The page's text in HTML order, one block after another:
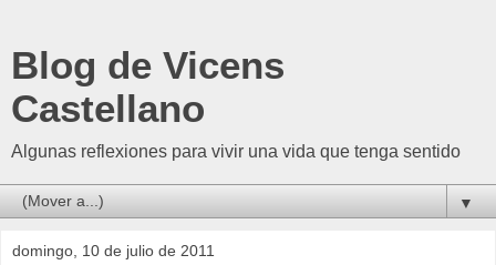
Blog de Vicens
Castellano
Algunas reflexiones para vivir una vida que tenga sentido
▼
domingo, 10 de julio de 2011